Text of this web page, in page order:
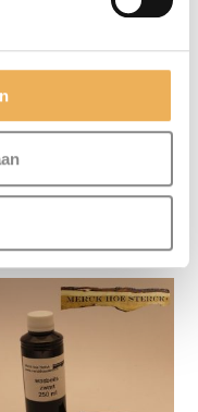
€85.95
€6.50 - €85.95Prijsklasse:
€6.50
tot